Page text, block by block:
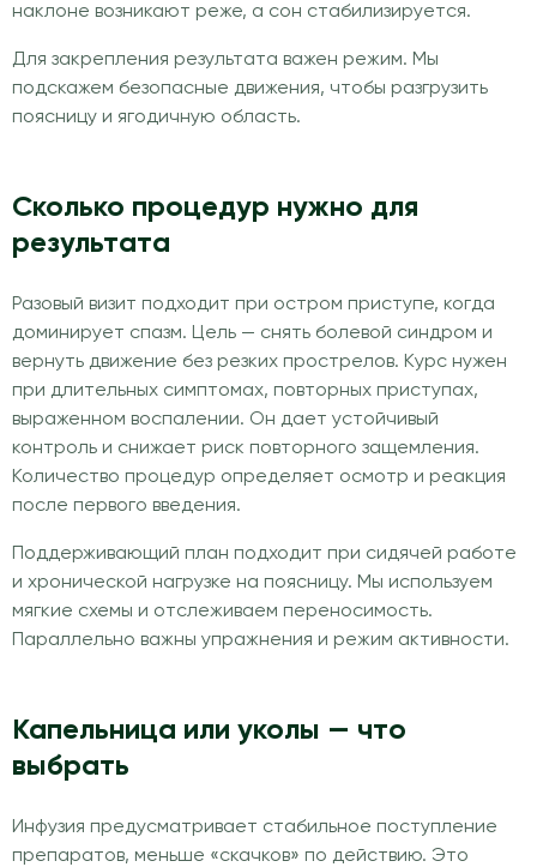
наклоне возникают реже, а сон стабилизируется.
Для закрепления результата важен режим. Мы
подскажем безопасные движения, чтобы разгрузить
поясницу и ягодичную область.
Сколько процедур нужно для
результата
Разовый визит подходит при остром приступе, когда
доминирует спазм. Цель — снять болевой синдром и
вернуть движение без резких прострелов. Курс нужен
при длительных симптомах, повторных приступах,
выраженном воспалении. Он дает устойчивый
контроль и снижает риск повторного защемления.
Количество процедур определяет осмотр и реакция
после первого введения.
Поддерживающий план подходит при сидячей работе
и хронической нагрузке на поясницу. Мы используем
мягкие схемы и отслеживаем переносимость.
Параллельно важны упражнения и режим активности.
Капельница или уколы — что
выбрать
Инфузия предусматривает стабильное поступление
препаратов, меньше «скачков» по действию. Это